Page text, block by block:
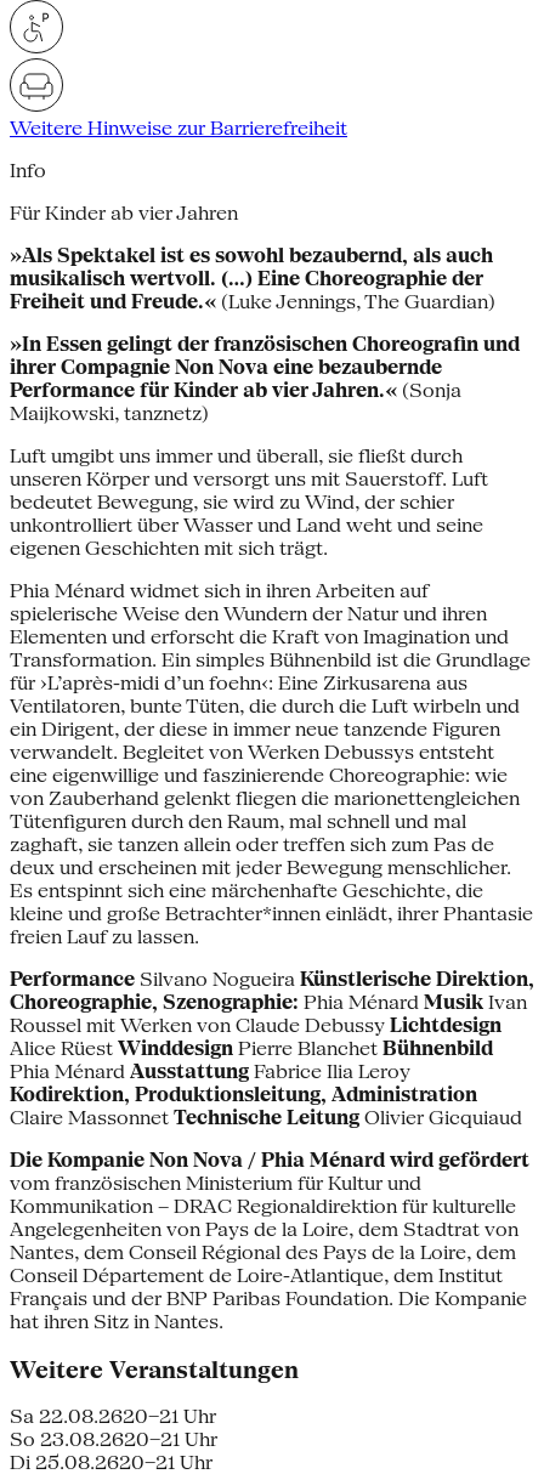
Weitere Hinweise zur Barrierefreiheit
Info
Für Kinder ab vier Jahren
»Als Spektakel ist es sowohl bezaubernd, als auch
musikalisch wertvoll. (…) Eine Choreographie der
Freiheit und Freude.« (Luke Jennings, The Guardian)
»In Essen gelingt der französischen Choreografin und
ihrer Compagnie Non Nova eine bezaubernde
Performance für Kinder ab vier Jahren.« (Sonja
Maijkowski, tanznetz)
Luft umgibt uns immer und überall, sie fließt durch
unseren Körper und versorgt uns mit Sauerstoff. Luft
bedeutet Bewegung, sie wird zu Wind, der schier
unkontrolliert über Wasser und Land weht und seine
eigenen Geschichten mit sich trägt.
Phia Ménard widmet sich in ihren Arbeiten auf
spielerische Weise den Wundern der Natur und ihren
Elementen und erforscht die Kraft von Imagination und
Transformation. Ein simples Bühnenbild ist die Grundlage
für ›L’après-midi d’un foehn‹: Eine Zirkusarena aus
Ventilatoren, bunte Tüten, die durch die Luft wirbeln und
ein Dirigent, der diese in immer neue tanzende Figuren
verwandelt. Begleitet von Werken Debussys entsteht
eine eigenwillige und faszinierende Choreographie: wie
von Zauberhand gelenkt fliegen die marionettengleichen
Tütenfiguren durch den Raum, mal schnell und mal
zaghaft, sie tanzen allein oder treffen sich zum Pas de
deux und erscheinen mit jeder Bewegung menschlicher.
Es entspinnt sich eine märchenhafte Geschichte, die
kleine und große Betrachter*innen einlädt, ihrer Phantasie
freien Lauf zu lassen.
Performance Silvano Nogueira Künstlerische Direktion,
Choreographie, Szenographie: Phia Ménard Musik Ivan
Roussel mit Werken von Claude Debussy Lichtdesign
Alice Rüest Winddesign Pierre Blanchet Bühnenbild
Phia Ménard Ausstattung Fabrice Ilia Leroy
Kodirektion, Produktionsleitung, Administration
Claire Massonnet Technische Leitung Olivier Gicquiaud
Die Kompanie Non Nova / Phia Ménard wird gefördert
vom französischen Ministerium für Kultur und
Kommunikation – DRAC Regionaldirektion für kulturelle
Angelegenheiten von Pays de la Loire, dem Stadtrat von
Nantes, dem Conseil Régional des Pays de la Loire, dem
Conseil Département de Loire-Atlantique, dem Institut
Français und der BNP Paribas Foundation. Die Kompanie
hat ihren Sitz in Nantes.
Weitere Veranstaltungen
Sa 22.08.2620–21 Uhr
So 23.08.2620–21 Uhr
Di 25.08.2620–21 Uhr